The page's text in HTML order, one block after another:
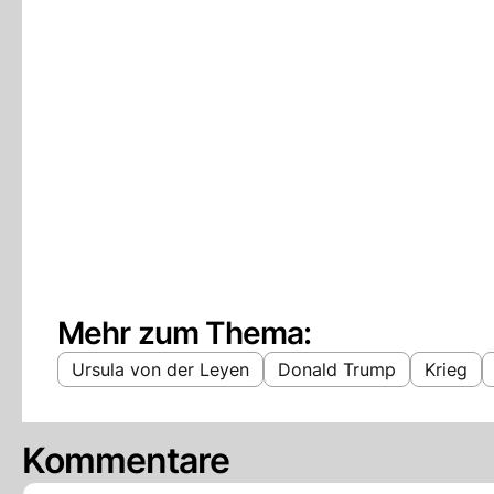
Mehr zum Thema:
Ursula von der Leyen Donald Trump Krieg
Kommentare